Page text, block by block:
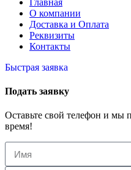
О компании
Доставка и Оплата
Реквизиты
Контакты
Быстрая заявка
Подать заявку
Оставьте свой телефон и мы
время!